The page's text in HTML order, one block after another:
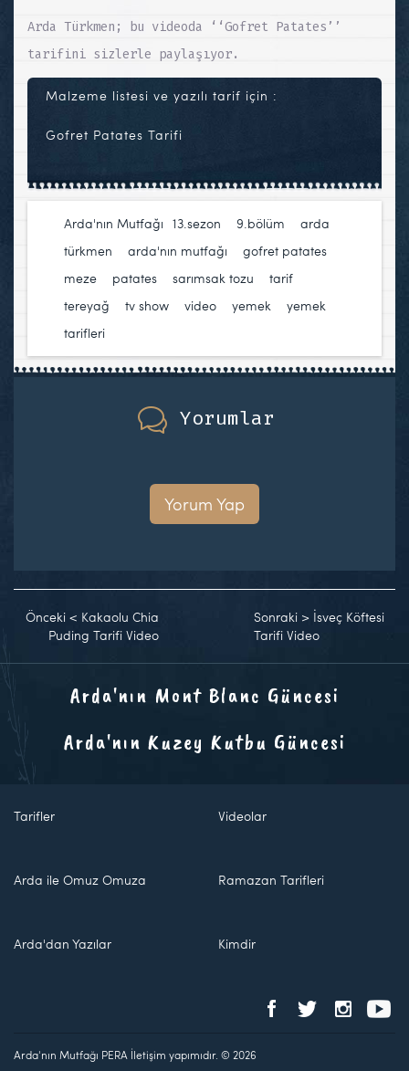
Arda Türkmen; bu videoda ‘‘Gofret Patates’’
tarifini sizlerle paylaşıyor.
Malzeme listesi ve yazılı tarif için :
Gofret Patates Tarifi
Arda'nın Mutfağı 13.sezon 9.bölüm
arda
türkmen
arda'nın mutfağı gofret patates
meze
patates sarımsak tozu tarif
tereyağ
tv show video yemek
yemek
tarifleri
Yorumlar
Yorum Yap
Önceki < Kakaolu Chia
Puding Tarifi Video
Sonraki > İsveç Köftesi
Tarifi Video
Arda'nın Mont Blanc Güncesi
Arda'nın Kuzey Kutbu Güncesi
Tarifler Videolar
Arda ile Omuz Omuza Ramazan Tarifleri
Arda'dan Yazılar Kimdir
Arda'nın Mutfağı PERA İletişim yapımıdır. © 2026